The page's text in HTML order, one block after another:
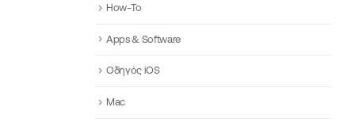
How-To
Apps & Software
Οδηγός iOS
Mac